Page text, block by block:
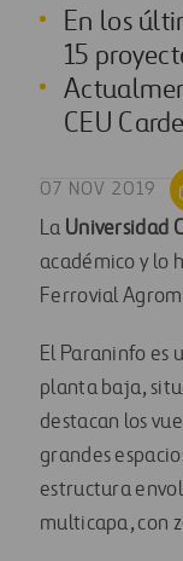
En los
15
CEU
07 NOV 2019
La Universidad
académico y lo
Ferrovial
El Paraninfo es
planta baja,
destacan los
grandes
estructura
multicapa, con